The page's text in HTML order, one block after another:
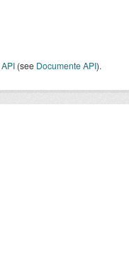
API (see Documente API).